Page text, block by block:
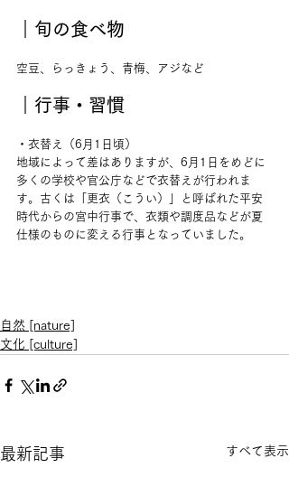
｜旬の食べ物
空豆、らっきょう、青梅、アジなど
｜行事・習慣
・衣替え（6月1日頃）
地域によって差はありますが、6月1日をめどに
多くの学校や官公庁などで衣替えが行われま
す。古くは「更衣（こうい）」と呼ばれた平安
時代からの宮中行事で、衣類や調度品などが夏
仕様のものに変える行事となっていました。
自然 [nature]
文化 [culture]
最新記事 すべて表示